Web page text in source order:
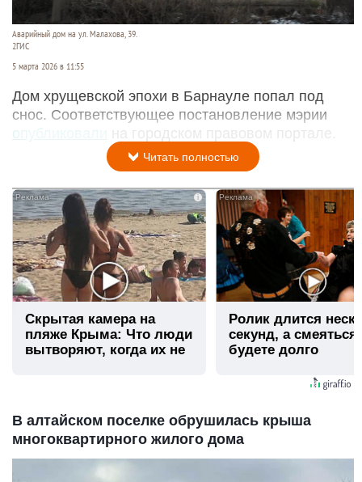
Аварийный дом на ул. Малахова, 39.
2ГИС
5 марта 2026 в 11:55
Дом хрущевской эпохи в Барнауле попал под
снос. Соответствующее постановление мэрии
опубликовали
на городском правовом портале.
Читать полностью
i
Скрытая камера на
пляже Крыма: Что люди
вытворяют, когда их не
Ролик длится
секунд, а
будете долго
В алтайском поселке обрушилась крыша
многоквартирного жилого дома